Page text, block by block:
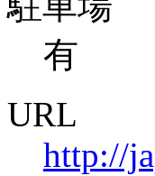
有
URL
http://